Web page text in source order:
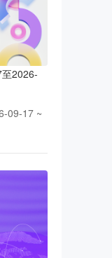
2026-
09-17 ~